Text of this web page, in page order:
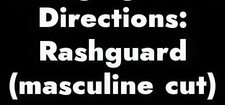
Directions:
Rashguard
(masculine cut)